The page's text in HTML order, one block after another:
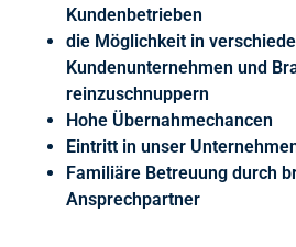
Kundenbetrieben
die Möglichkeit in
Kundenunternehmen und
reinzuschnuppern
Hohe Übernahmechancen
Eintritt in unser
Familiäre Betreuung durch
Ansprechpartner